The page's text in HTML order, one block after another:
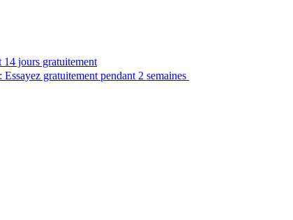
14 jours gratuitement
Essayez gratuitement pendant 2 semaines